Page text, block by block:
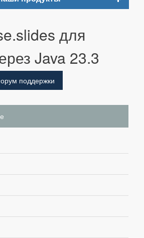
для
Java 23.3
поддержки